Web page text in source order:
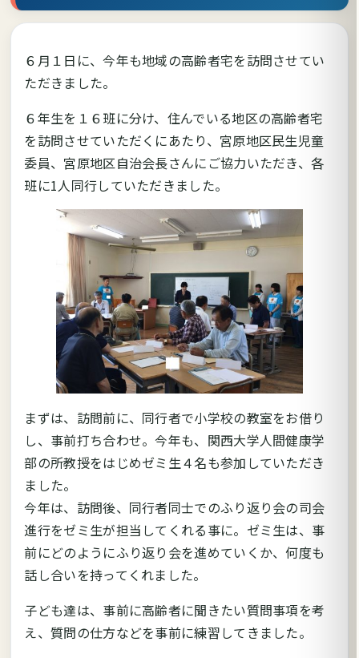
６月１日に、今年も地域の高齢者宅を訪問させてい
ただきました。
６年生を１６班に分け、住んでいる地区の高齢者宅
を訪問させていただくにあたり、宮原地区民生児童
委員、宮原地区自治会長さんにご協力いただき、各
班に1人同行していただきました。
まずは、訪問前に、同行者で小学校の教室をお借り
し、事前打ち合わせ。今年も、関西大学人間健康学
部の所教授をはじめゼミ生４名も参加していただき
ました。
今年は、訪問後、同行者同士でのふり返り会の司会
進行をゼミ生が担当してくれる事に。ゼミ生は、事
前にどのようにふり返り会を進めていくか、何度も
話し合いを持ってくれました。
子ども達は、事前に高齢者に聞きたい質問事項を考
え、質問の仕方などを事前に練習してきました。